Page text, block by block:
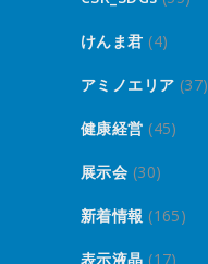
けんま君 (4)
アミノエリア (37)
健康経営 (45)
展示会 (30)
新着情報 (165)
表示液晶 (17)